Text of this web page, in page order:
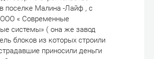
Малина -Лайф , с
« Современные
системы» ( она же завод
блоков из которых строили
приносили деньги